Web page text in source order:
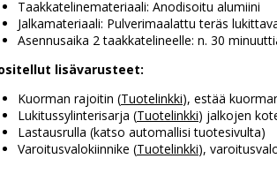
Taakkatelinemateriaali: Anodisoitu alumiini
Jalkamateriaali: Pulverimaalattu teräs
Asennusaika 2 taakkatelineelle: n. 30
lisävarusteet:
Kuorman rajoitin (Tuotelinkki), estää
Lukitussylinterisarja (Tuotelinkki) jalkojen
Lastausrulla (katso automallisi tuotesivulta)
Varoitusvalokiinnike (Tuotelinkki),